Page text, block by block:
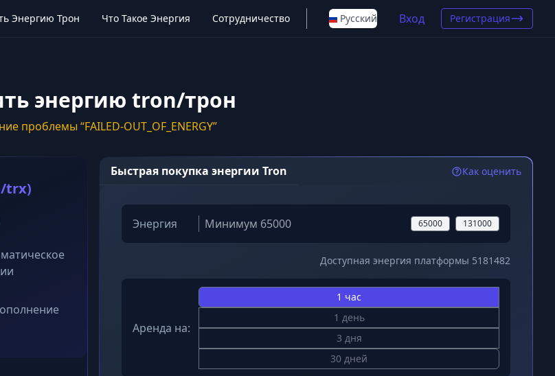
Энергию Трон Что Такое Энергия Сотрудничество Русский Вход Регистрация
энергию tron/трон
проблемы “FAILED-OUT_OF_ENERGY”
trx)
Быстрая покупка энергии Tron Как оценить
Энергия 65000 131000
Доступная энергия платформы 5181482
Аренда на:
1 час
1 день
3 дня
30 дней